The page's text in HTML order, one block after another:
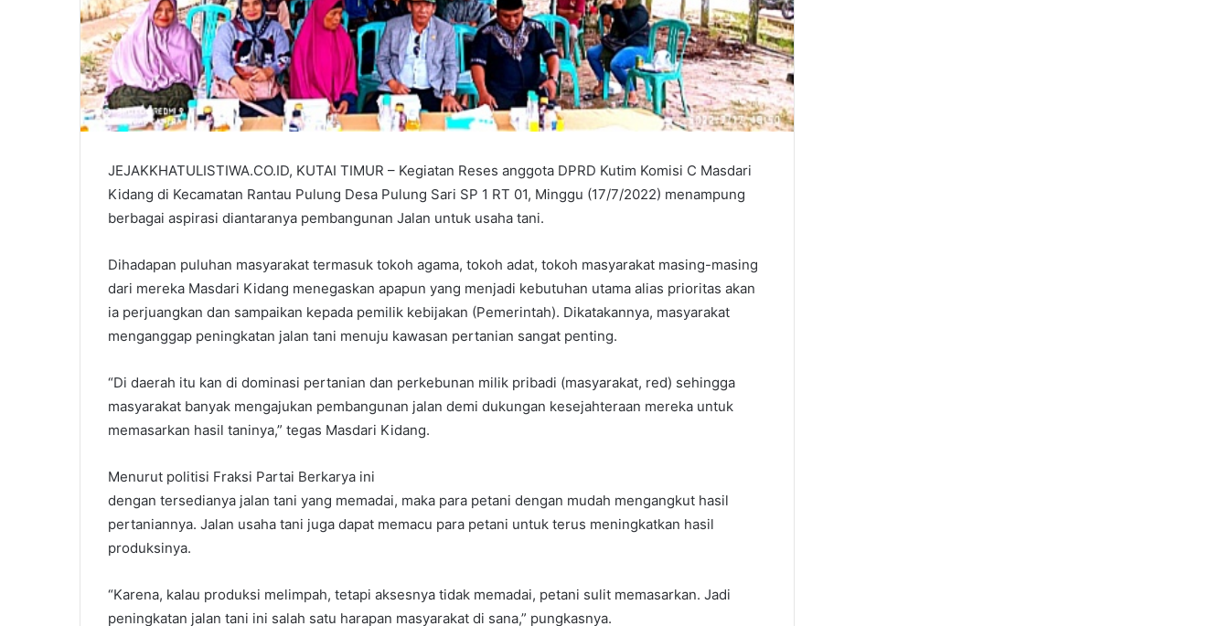
JEJAKKHATULISTIWA.CO.ID, KUTAI TIMUR – Kegiatan Reses anggota DPRD Kutim Komisi C Masdari
Kidang di Kecamatan Rantau Pulung Desa Pulung Sari SP 1 RT 01, Minggu (17/7/2022) menampung
berbagai aspirasi diantaranya pembangunan Jalan untuk usaha tani.
Dihadapan puluhan masyarakat termasuk tokoh agama, tokoh adat, tokoh masyarakat masing-masing
dari mereka Masdari Kidang menegaskan apapun yang menjadi kebutuhan utama alias prioritas akan
ia perjuangkan dan sampaikan kepada pemilik kebijakan (Pemerintah). Dikatakannya, masyarakat
menganggap peningkatan jalan tani menuju kawasan pertanian sangat penting.
“Di daerah itu kan di dominasi pertanian dan perkebunan milik pribadi (masyarakat, red) sehingga
masyarakat banyak mengajukan pembangunan jalan demi dukungan kesejahteraan mereka untuk
memasarkan hasil taninya,” tegas Masdari Kidang.
Menurut politisi Fraksi Partai Berkarya ini
dengan tersedianya jalan tani yang memadai, maka para petani dengan mudah mengangkut hasil
pertaniannya. Jalan usaha tani juga dapat memacu para petani untuk terus meningkatkan hasil
produksinya.
“Karena, kalau produksi melimpah, tetapi aksesnya tidak memadai, petani sulit memasarkan. Jadi
peningkatan jalan tani ini salah satu harapan masyarakat di sana,” pungkasnya.